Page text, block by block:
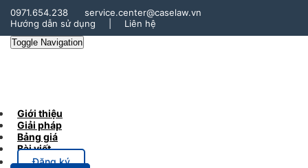
0971.654.238
service.center@caselaw.vn
Hướng dẫn sử dụng
Liên hệ
Toggle Navigation
Giới thiệu
Giải pháp
Bảng giá
Bài viết
Đăng ký